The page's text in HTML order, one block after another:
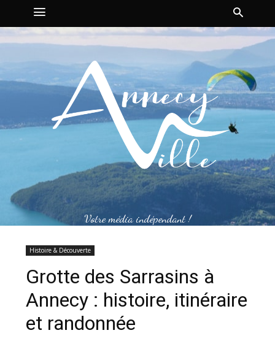
Votre média indépendant !
Histoire & Découverte
Grotte des Sarrasins à
Annecy : histoire, itinéraire
et randonnée